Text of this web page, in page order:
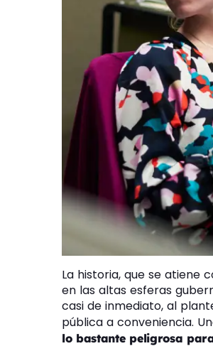
La historia, que se atiene
en las altas esferas
casi de inmediato, al
pública a conveniencia.
lo bastante peligrosa